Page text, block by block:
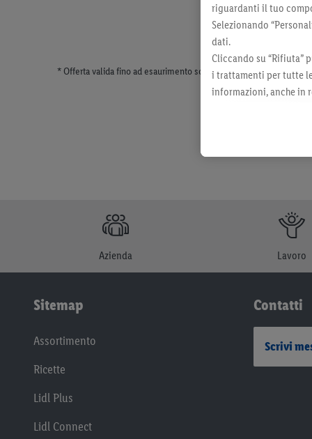
* Offerta valida fino ad esaurimento scorte. Tutti i prezzi senza
Azienda Lavoro
Sitemap
Assortimento
Ricette
Lidl Plus
Lidl Connect
Contatti
Scrivi
riguardanti il tuo
Selezionando
dati.
Cliccando su “Rifiuta”
i trattamenti per tutte
informazioni, anche in